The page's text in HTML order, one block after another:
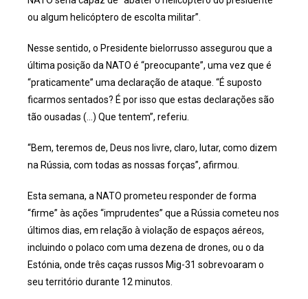
ou algum helicóptero de escolta militar”.
Nesse sentido, o Presidente bielorrusso assegurou que a
última posição da NATO é “preocupante”, uma vez que é
“praticamente” uma declaração de ataque. “É suposto
ficarmos sentados? É por isso que estas declarações são
tão ousadas (…) Que tentem”, referiu.
“Bem, teremos de, Deus nos livre, claro, lutar, como dizem
na Rússia, com todas as nossas forças”, afirmou.
Esta semana, a NATO prometeu responder de forma
“firme” às ações “imprudentes” que a Rússia cometeu nos
últimos dias, em relação à violação de espaços aéreos,
incluindo o polaco com uma dezena de drones, ou o da
Estónia, onde três caças russos Mig-31 sobrevoaram o
seu território durante 12 minutos.